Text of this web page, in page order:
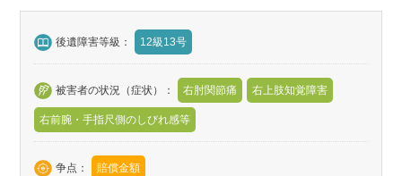
後遺障害等級： 12級13号
被害者の状況（症状）： 右肘関節痛 右上肢知覚障害
右前腕・手指尺側のしびれ感等
争点： 賠償金額